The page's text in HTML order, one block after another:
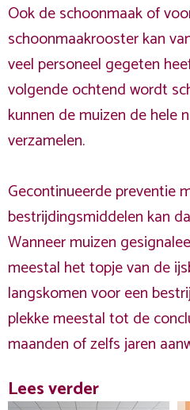
Ook de schoonmaak of
schoonmaakrooster kan
veel personeel gegeten
volgende ochtend wordt
kunnen de muizen de hele
verzamelen.
Gecontinueerde preventie
bestrijdingsmiddelen kan
Wanneer muizen
meestal het topje van de
langskomen voor een
plekke meestal tot de
maanden of zelfs jaren
Lees verder